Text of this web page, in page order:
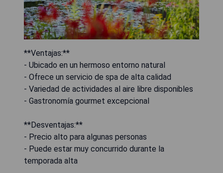
**Ventajas:**
- Ubicado en un hermoso entorno natural
- Ofrece un servicio de spa de alta calidad
- Variedad de actividades al aire libre disponibles
- Gastronomía gourmet excepcional
**Desventajas:**
- Precio alto para algunas personas
- Puede estar muy concurrido durante la
temporada alta